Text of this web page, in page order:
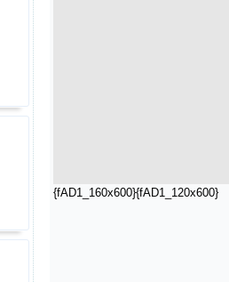
{fAD1_160x600}{fAD1_120x600}